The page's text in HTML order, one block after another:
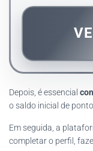
Depois, é essencial
o saldo inicial de
Em seguida, a
completar o perfil,